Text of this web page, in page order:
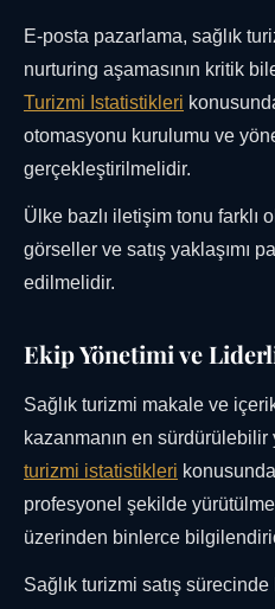
E-posta pazarlama, sağlık
nurturing aşamasının kritik
Turizmi Istatistikleri
otomasyonu kurulumu ve
gerçekleştirilmelidir.
Ülke bazlı iletişim tonu farklı
görseller ve satış yaklaşımı
edilmelidir.
Ekip Yönetimi ve
Sağlık turizmi makale ve
kazanmanın en sürdürülebilir
turizmi istatistikleri
profesyonel şekilde
üzerinden binlerce
Sağlık turizmi satış sürecinde